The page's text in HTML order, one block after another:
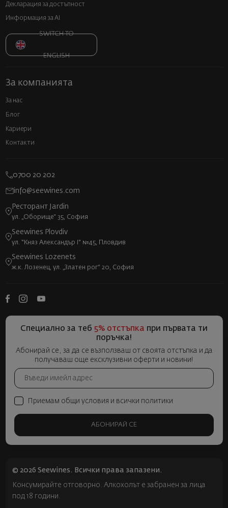
Декларация за достъпност
Информация за AI
SWITCH TO
ENGLISH
За компанията
За нас
Блог
Кариери
Контакти
0700 20 202
info@seewines.com
Ресторант Jardin
ул. „Оборище“ 35, София
Seewines Plovdiv
ул. "Княз Александър I" №45, Пловдив
Seewines Lozenets
ж.к. Лозенец, ул. „Златен рог“ 20, София
Специално за теб 5% отстъпка при първата ти
поръчка!
Абонирай се, за да се възползваш от своята отстъпка и да
получаваш още ексклузивни оферти и новини!
Приемам общи условия и всички политики
АБОНИРАЙ СЕ
© 2026 Seewines. Всички права запазени.
Консумирайте отговорно. Алкохолът е забранен за лица
под 18 години.